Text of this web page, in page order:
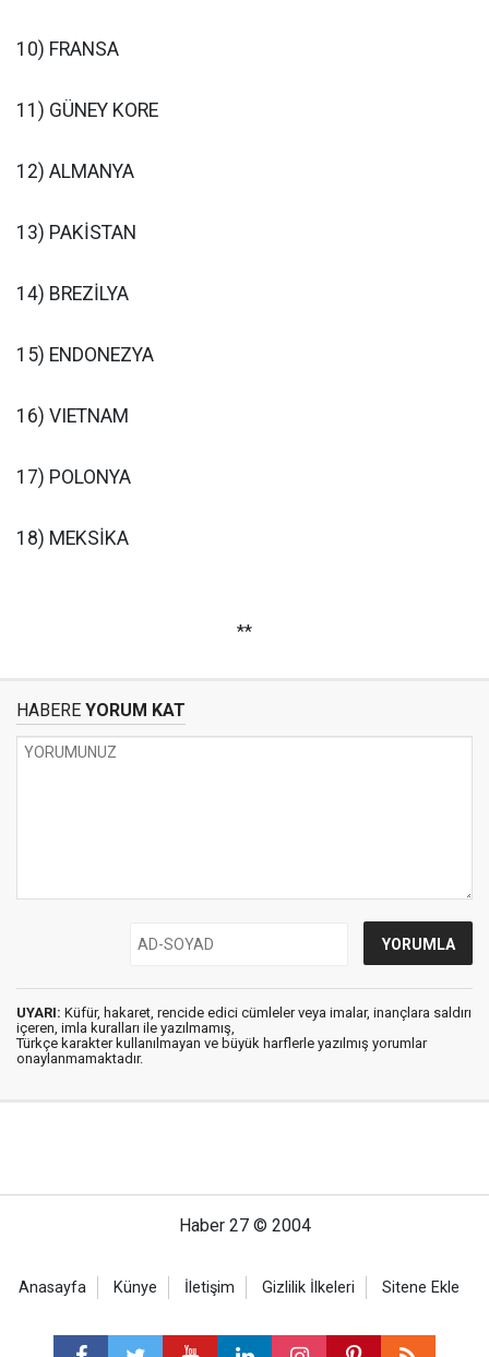
10) FRANSA
11) GÜNEY KORE
12) ALMANYA
13) PAKİSTAN
14) BREZİLYA
15) ENDONEZYA
16) VIETNAM
17) POLONYA
18) MEKSİKA
**
HABERE YORUM KAT
UYARI: Küfür, hakaret, rencide edici cümleler veya imalar, inançlara saldırı
içeren, imla kuralları ile yazılmamış,
Türkçe karakter kullanılmayan ve büyük harflerle yazılmış yorumlar
onaylanmamaktadır.
Haber 27 © 2004
Anasayfa Künye İletişim Gizlilik İlkeleri Sitene Ekle